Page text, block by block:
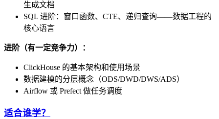
生成文档
SQL 进阶：窗口函数、CTE、递归查询——数据工程的
核心语言
进阶（有一定竞争力）：
ClickHouse 的基本架构和使用场景
数据建模的分层概念（ODS/DWD/DWS/ADS）
Airflow 或 Prefect 做任务调度
适合谁学？